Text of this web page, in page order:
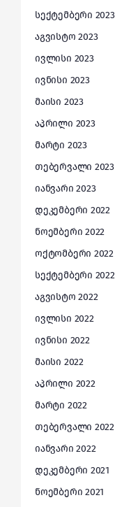
სექტემბერი 2023
აგვისტო 2023
ივლისი 2023
ივნისი 2023
მაისი 2023
აპრილი 2023
მარტი 2023
თებერვალი 2023
იანვარი 2023
დეკემბერი 2022
ნოემბერი 2022
ოქტომბერი 2022
სექტემბერი 2022
აგვისტო 2022
ივლისი 2022
ივნისი 2022
მაისი 2022
აპრილი 2022
მარტი 2022
თებერვალი 2022
იანვარი 2022
დეკემბერი 2021
ნოემბერი 2021